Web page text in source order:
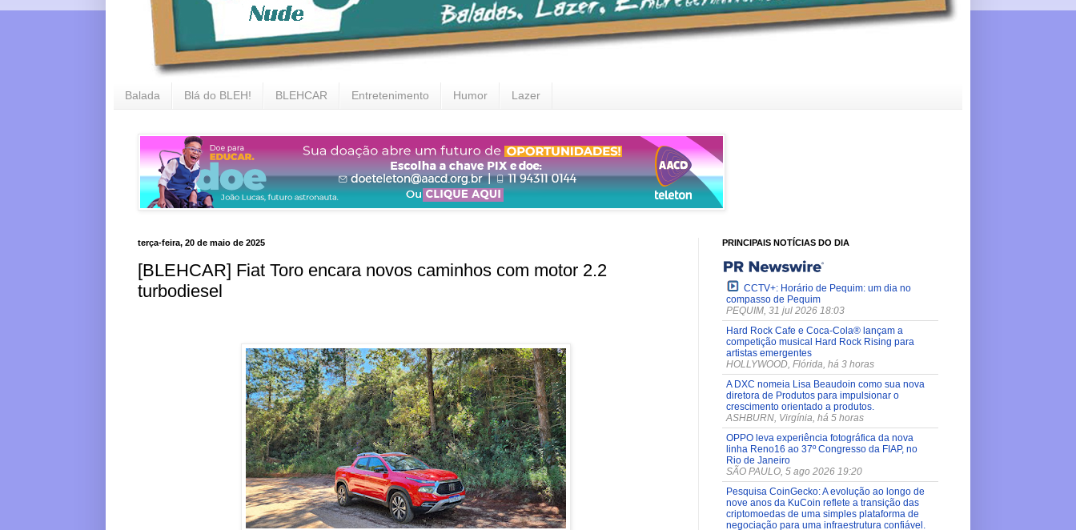
Balada Blá do BLEH! BLEHCAR Entretenimento Humor Lazer
terça-feira, 20 de maio de 2025
[BLEHCAR] Fiat Toro encara novos caminhos com motor 2.2
turbodiesel
PRINCIPAIS NOTÍCIAS DO DIA
CCTV+: Horário de Pequim: um dia no
compasso de Pequim
PEQUIM, 31 jul 2026 18:03
Hard Rock Cafe e Coca-Cola® lançam a
competição musical Hard Rock Rising para
artistas emergentes
HOLLYWOOD, Flórida, há 3 horas
A DXC nomeia Lisa Beaudoin como sua nova
diretora de Produtos para impulsionar o
crescimento orientado a produtos.
ASHBURN, Virgínia, há 5 horas
OPPO leva experiência fotográfica da nova
linha Reno16 ao 37º Congresso da FIAP, no
Rio de Janeiro
SÃO PAULO, 5 ago 2026 19:20
Pesquisa CoinGecko: A evolução ao longo de
nove anos da KuCoin reflete a transição das
criptomoedas de uma simples plataforma de
negociação para uma infraestrutura confiável.